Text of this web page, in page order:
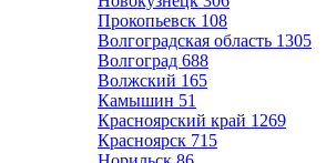
Прокопьевск 108
Волгоградская область 1305
Волгоград 688
Волжский 165
Камышин 51
Красноярский край 1269
Красноярск 715